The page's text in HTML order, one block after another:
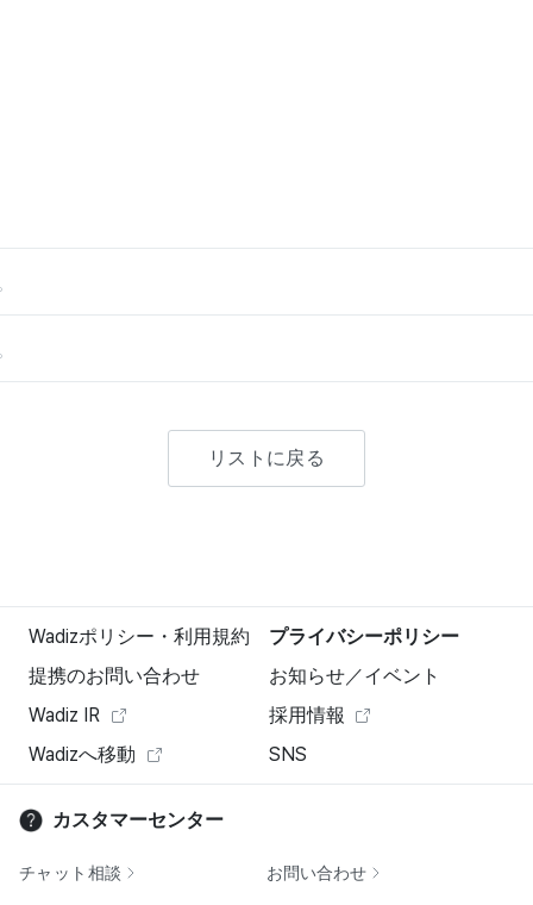
リストに戻る
Wadizポリシー・利用規約
プライバシーポリシー
提携のお問い合わせ
お知らせ／イベント
Wadiz IR
採用情報
Wadizへ移動
SNS
カスタマーセンター
チャット相談 お問い合わせ